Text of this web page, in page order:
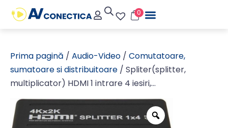
0
Prima pagină / Audio-Video / Comutatoare,
sumatoare si distribuitoare / Spliter(splitter,
multiplicator) HDMI 1 intrare 4 iesiri,
4Kx2K(3840x2160P/30Hz)